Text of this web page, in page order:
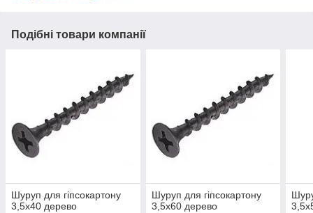
Подібні товари компанії
Шуруп для гіпсокартону
3,5х40 дерево
Шуруп для гіпсокартону
3,5х60 дерево